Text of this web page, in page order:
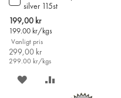
silver 115st
Special
Price
199,00 kr
199.00 kr/kgs
Vanligt pris
299,00 kr
299.00 kr/kgs
till
i
varukorgen
SPARA